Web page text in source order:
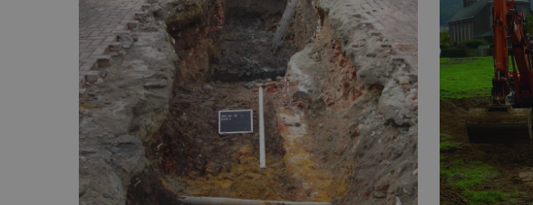
__cf_bm
Cloudflare
Inc.
.vimeo.com
inc_optin_never_see_again-
popup-1
.so-lva.be
Aanbieder
Naam
Aanbieder /
Domein
Google Privacy Policy